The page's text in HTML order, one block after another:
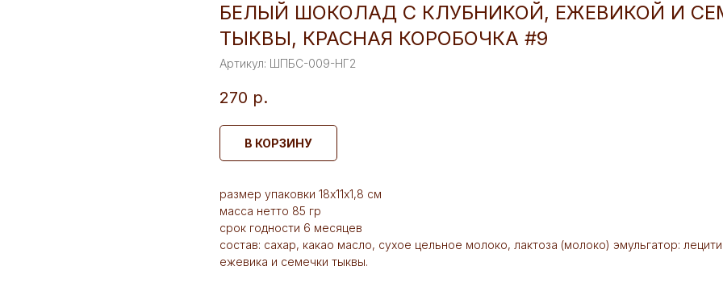
БЕЛЫЙ ШОКОЛАД С КЛУБНИКОЙ, ЕЖЕВИКОЙ И
ТЫКВЫ, КРАСНАЯ КОРОБОЧКА #9
Артикул: ШПБС-009-НГ2
270 р.
В КОРЗИНУ
размер упаковки 18х11х1,8 см
масса нетто 85 гр
срок годности 6 месяцев
состав: сахар, какао масло, сухое цельное молоко, лактоза (молоко) эмульгатор:
ежевика и семечки тыквы.